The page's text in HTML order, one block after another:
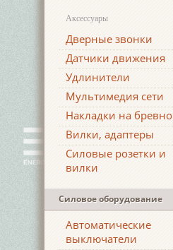
Аксессуары
Дверные звонки
Датчики движения
Удлинители
Мультимедия сети
Накладки на бревно
Вилки, адаптеры
Силовые розетки и
вилки
Силовое оборудование
Автоматические
выключатели